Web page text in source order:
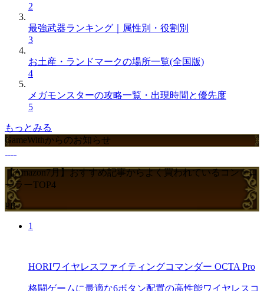
2
最強武器ランキング｜属性別・役割別
3
お土産・ランドマークの場所一覧(全国版)
4
メガモンスターの攻略一覧・出現時間と優先度
5
もっとみる
GameWithからのお知らせ
【Amazon7月】おすすめ記事からよく買われているコントロ
ーラーTOP4
PR
1
HORIワイヤレスファイティングコマンダー OCTA Pro
格闘ゲームに最適な6ボタン配置の高性能ワイヤレスコ